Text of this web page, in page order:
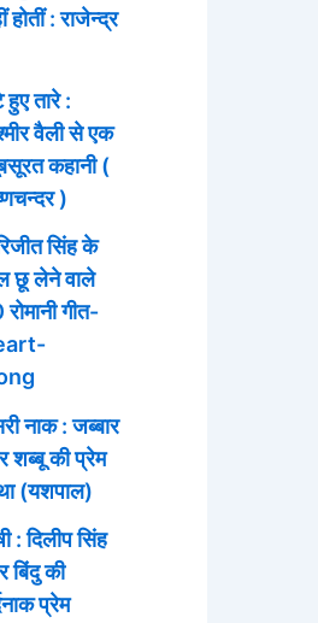
होतीं : राजेन्द्र
हुए तारे :
वैली से एक
कहानी (
)
सिंह के
छू लेने वाले
गीत-
नाक : जब्बार
शब्बू की प्रेम
(यशपाल)
: दिलीप सिंह
बिंदु की
प्रेम